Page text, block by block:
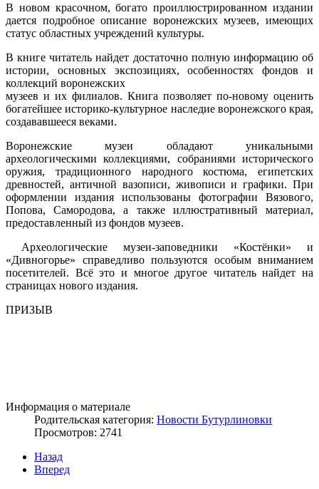
В новом красочном, богато проиллюстрированном издании
дается подробное описание воронежских музеев, имеющих
статус областных учреждений культуры.
В книге читатель найдет достаточно полную информацию об
истории, основных экспозициях, особенностях фондов и
коллекций воронежских
музеев и их филиалов. Книга позволяет по-новому оценить
богатейшее историко-культурное наследие воронежского края,
создававшееся веками.
Воронежские музеи обладают уникальными
археологическими коллекциями, собраниями исторического
оружия, традиционного народного костюма, египетских
древностей, античной вазописи, живописи и графики. При
оформлении издания использованы фотографии Вязового,
Попова, Самородова, а также иллюстративный материал,
предоставленный из фондов музеев.
Археологические музеи-заповедники «Костёнки» и
«Дивногорье» справедливо пользуются особым вниманием
посетителей. Всё это и многое другое читатель найдет на
страницах нового издания.
ПРИЗЫВ
Информация о материале
Родительская категория: Новости Бутурлиновки
Просмотров: 2741
Назад
Вперед